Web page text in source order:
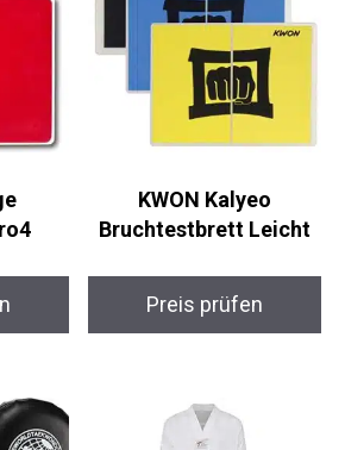
KWON Kalyeo
Bruchtestbrett Leicht
Preis prüfen